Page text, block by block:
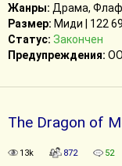
Жанры: Драма,
Размер: Миди | 122
Статус: Закончен
Предупреждения:
The Dragon of
13k 872 52